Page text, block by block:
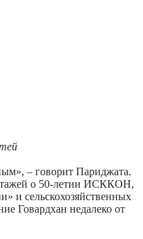
– говорит Париджата.
о 50-летии ИСККОН,
и сельскохозяйственных
Говардхан недалеко от